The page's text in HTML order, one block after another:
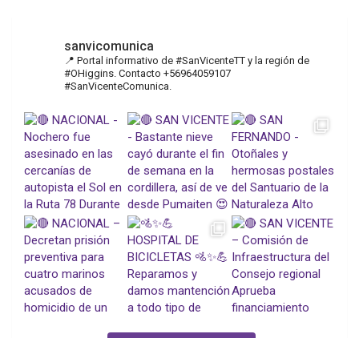
sanvicomunica
📍 Portal informativo de #SanVicenteTT y la región de
#OHiggins. Contacto +56964059107
#SanVicenteComunica.